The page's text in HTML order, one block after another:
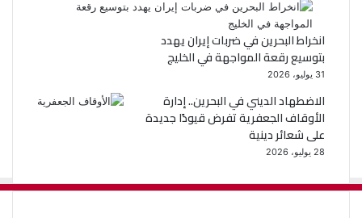
انخراط البحرين في ضربات إيران يهدد
بتوسيع رقعة المواجهة في الخليج
31 يوليو، 2026
الاضطهاد الديني في البحرين.. إدارة
الأوقاف الجعفرية تفرض قيودًا جديدة
على شعائر دينية
28 يوليو، 2026